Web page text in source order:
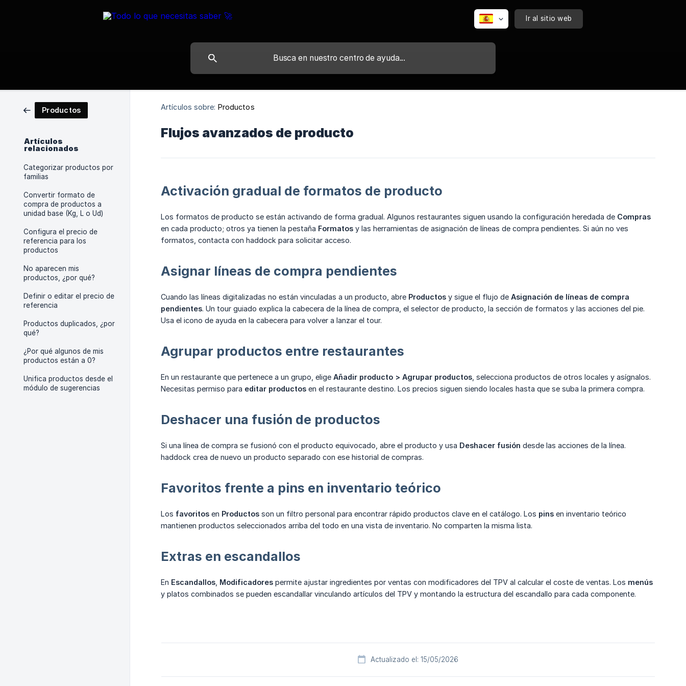
Ir al sitio web
Productos
Artículos
relacionados
Categorizar productos por
familias
Convertir formato de
compra de productos a
unidad base (Kg, L o Ud)
Configura el precio de
referencia para los
productos
No aparecen mis
productos, ¿por qué?
Definir o editar el precio de
referencia
Productos duplicados, ¿por
qué?
¿Por qué algunos de mis
productos están a 0?
Unifica productos desde el
módulo de sugerencias
Artículos sobre: Productos
Flujos avanzados de producto
Activación gradual de formatos de producto
Los formatos de producto se están activando de forma gradual. Algunos restaurantes siguen usando la configuración heredada de Compras
en cada producto; otros ya tienen la pestaña Formatos y las herramientas de asignación de líneas de compra pendientes. Si aún no ves
formatos, contacta con haddock para solicitar acceso.
Asignar líneas de compra pendientes
Cuando las líneas digitalizadas no están vinculadas a un producto, abre Productos y sigue el flujo de Asignación de líneas de compra
pendientes. Un tour guiado explica la cabecera de la línea de compra, el selector de producto, la sección de formatos y las acciones del pie.
Usa el icono de ayuda en la cabecera para volver a lanzar el tour.
Agrupar productos entre restaurantes
En un restaurante que pertenece a un grupo, elige Añadir producto > Agrupar productos , selecciona productos de otros locales y asígnalos.
Necesitas permiso para editar productos en el restaurante destino. Los precios siguen siendo locales hasta que se suba la primera compra.
Deshacer una fusión de productos
Si una línea de compra se fusionó con el producto equivocado, abre el producto y usa Deshacer fusión desde las acciones de la línea.
haddock crea de nuevo un producto separado con ese historial de compras.
Favoritos frente a pins en inventario teórico
Los favoritos en Productos son un filtro personal para encontrar rápido productos clave en el catálogo. Los pins en inventario teórico
mantienen productos seleccionados arriba del todo en una vista de inventario. No comparten la misma lista.
Extras en escandallos
En Escandallos Modificadores permite ajustar ingredientes por ventas con modificadores del TPV al calcular el coste de ventas. Los menús
y platos combinados se pueden escandallar vinculando artículos del TPV y montando la estructura del escandallo para cada componente.
Actualizado el: 15/05/2026